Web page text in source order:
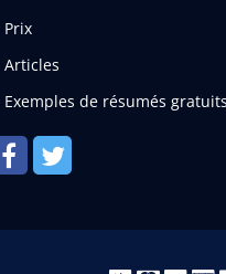
Prix
Articles
Exemples de résumés gratuits